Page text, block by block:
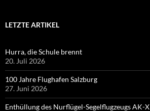
LETZTE ARTIKEL
Hurra, die Schule brennt
20. Juli 2026
100 Jahre Flughafen Salzburg
27. Juni 2026
Enthüllung des Nurflügel-Segelflugzeugs AK-X